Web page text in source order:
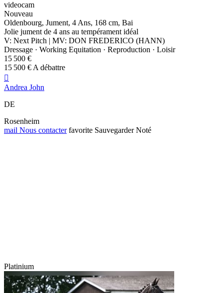
videocam
Nouveau
Oldenbourg, Jument, 4 Ans, 168 cm, Bai
Jolie jument de 4 ans au tempérament idéal
V: Next Pitch | MV: DON FREDERICO (HANN)
Dressage · Working Equitation · Reproduction · Loisir
15 500 €
15 500 € A débattre

Andrea John
DE
Rosenheim
mail Nous contacter favorite Sauvegarder Noté
Platinium